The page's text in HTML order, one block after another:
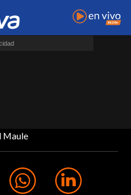
Maule